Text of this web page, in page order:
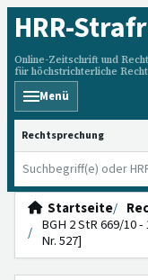
HRR-
Online-Zeitschrift und
für höchstrichterliche
Menü
HRRS durchsuchen
Startseite
BGH 2 StR 669/10
Nr. 527]